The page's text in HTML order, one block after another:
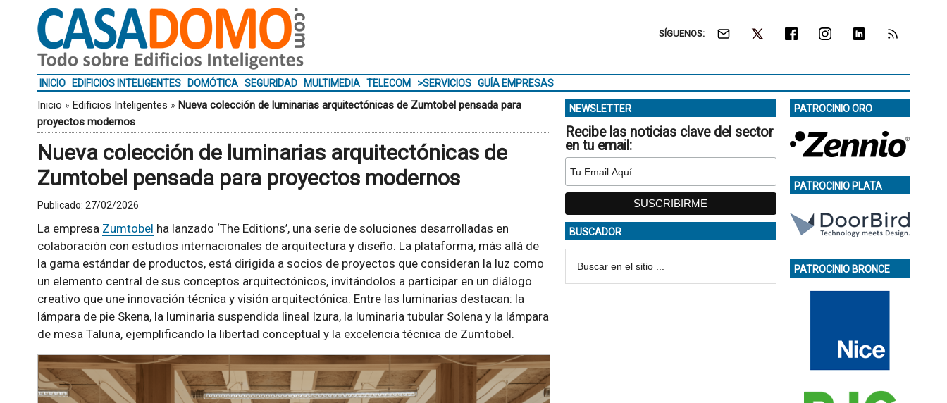
SÍGUENOS:
INICIO EDIFICIOS INTELIGENTES DOMÓTICA SEGURIDAD MULTIMEDIA TELECOM >SERVICIOS GUÍA EMPRESAS
Inicio » Edificios Inteligentes » Nueva colección de luminarias arquitectónicas de Zumtobel pensada para
proyectos modernos
Nueva colección de luminarias arquitectónicas de
Zumtobel pensada para proyectos modernos
Publicado: 27/02/2026
La empresa Zumtobel ha lanzado ‘The Editions’, una serie de soluciones desarrolladas en
colaboración con estudios internacionales de arquitectura y diseño. La plataforma, más allá de
la gama estándar de productos, está dirigida a socios de proyectos que consideran la luz como
un elemento central de sus conceptos arquitectónicos, invitándolos a participar en un diálogo
creativo que une innovación técnica y visión arquitectónica. Entre las luminarias destacan: la
lámpara de pie Skena, la luminaria suspendida lineal Izura, la luminaria tubular Solena y la lámpara
de mesa Taluna, ejemplificando la libertad conceptual y la excelencia técnica de Zumtobel.
NEWSLETTER
Recibe las noticias clave del sector
en tu email:
BUSCADOR
PATROCINIO ORO
PATROCINIO PLATA
PATROCINIO BRONCE